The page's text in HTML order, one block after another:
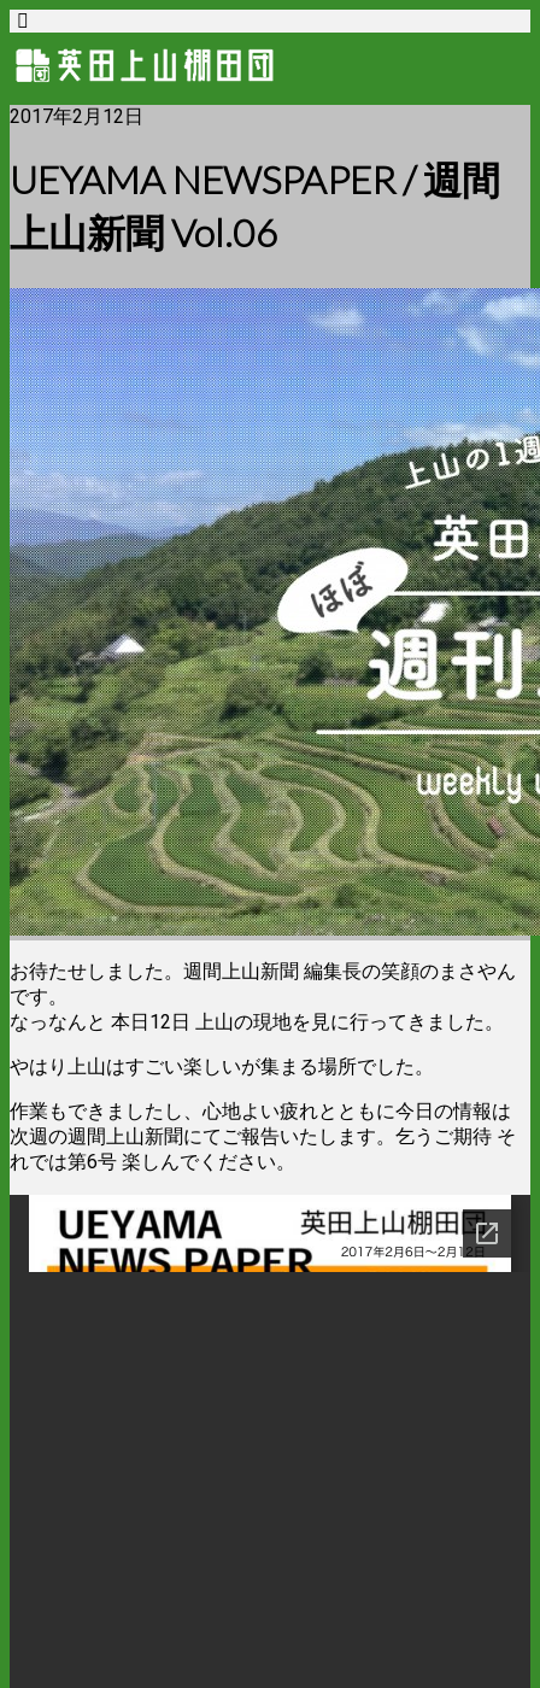
2017年2月12日
UEYAMA NEWSPAPER / 週間
上山新聞 Vol.06
お待たせしました。週間上山新聞 編集長の笑顔のまさやん
です。
なっなんと 本日12日 上山の現地を見に行ってきました。
やはり上山はすごい楽しいが集まる場所でした。
作業もできましたし、心地よい疲れとともに今日の情報は
次週の週間上山新聞にてご報告いたします。乞うご期待 そ
れでは第6号 楽しんでください。